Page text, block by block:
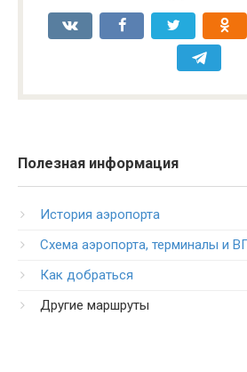
Полезная информация
История аэропорта
Схема аэропорта, терминалы и
Как добраться
Другие маршруты